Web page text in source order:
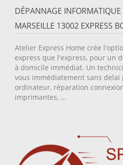
DÉPANNAGE
MARSEILLE 13002 EXPRESS
Atelier Express Home crée
express que l'express, pour un
à domicile immédiat. Un
vous immédiatement sans
ordinateur, réparation
imprimantes, ...